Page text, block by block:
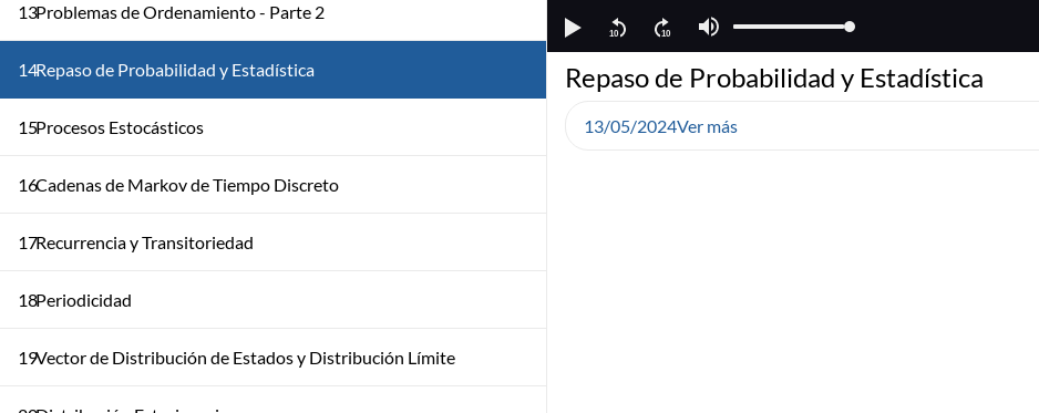
13Problemas de Ordenamiento - Parte 2
14Repaso de Probabilidad y Estadística
15Procesos Estocásticos
16Cadenas de Markov de Tiempo Discreto
17Recurrencia y Transitoriedad
18Periodicidad
19Vector de Distribución de Estados y Distribución Límite
Repaso de Probabilidad y Estadística
13/05/2024Ver más